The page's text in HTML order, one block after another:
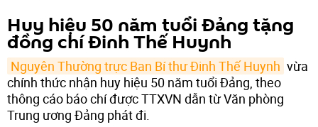
Huy hiệu 50 năm tuổi Đảng tặng
đồng chí Đinh Thế Huynh
Nguyên Thường trực Ban Bí thư Đinh Thế Huynh vừa
chính thức nhận huy hiệu 50 năm tuổi Đảng, theo
thông cáo báo chí được TTXVN dẫn từ Văn phòng
Trung ương Đảng phát đi.